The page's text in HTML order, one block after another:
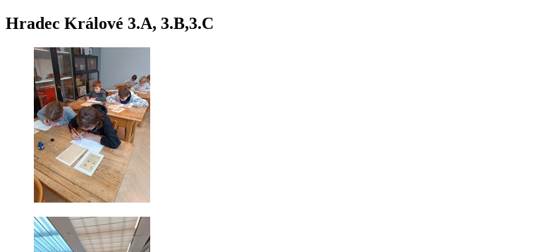
Hradec Králové 3.A, 3.B,3.C